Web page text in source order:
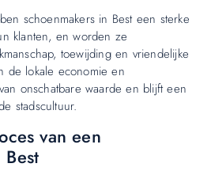
schoenmakers in Best een sterke
klanten, en worden ze
toewijding en vriendelijke
de lokale economie en
onschatbare waarde en blijft een
stadscultuur.
van een